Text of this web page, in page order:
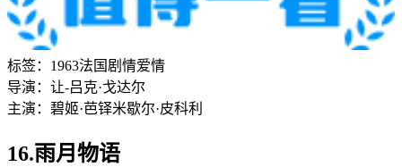
标签： 1963法国剧情爱情
导演： 让-吕克·戈达尔
主演： 碧姬·芭铎米歇尔·皮科利
16.雨月物语